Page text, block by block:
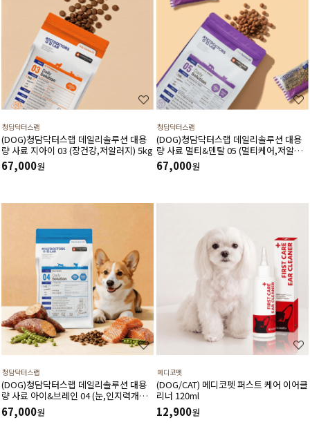
청담닥터스랩
(DOG)청담닥터스랩 데일리솔루션 대용
량 사료 지아이 03 (장건강,저알러지) 5kg
67,000원
청담닥터스랩
(DOG)청담닥터스랩 데일리솔루션 대용
량 사료 멀티&덴탈 05 (멀티케어,저알러
지) 5kg
67,000원
청담닥터스랩
(DOG)청담닥터스랩 데일리솔루션 대용
량 사료 아이&브레인 04 (눈,인지력개선,
저알러지) 5kg
67,000원
메디코펫
(DOG/CAT) 메디코펫 퍼스트 케어 이어클
리너 120ml
12,900원